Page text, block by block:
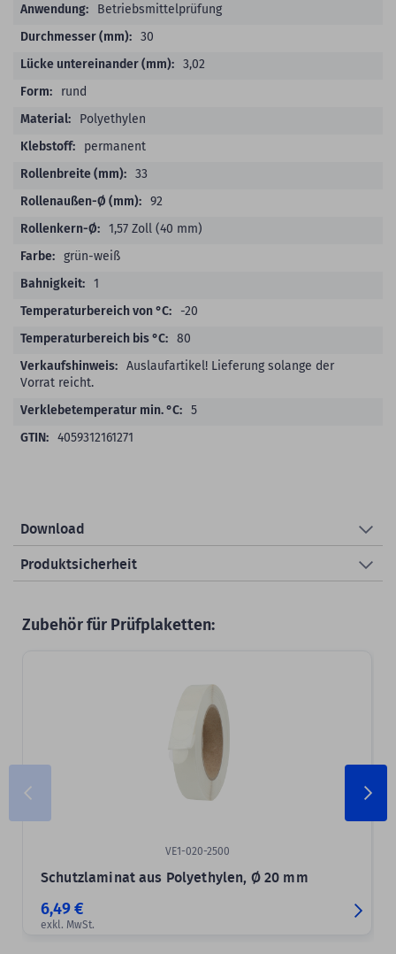
Betriebsmittelprüfung
30
3,02
rund
Polyethylen
permanent
33
92
1,57 Zoll (40 mm)
grün-weiß
1
-20
80
Auslaufartikel! Lieferung solange der
Vorrat reicht.
5
4059312161271
Download
Produktsicherheit
Zubehör für Prüfplaketten:
Schutzlaminat aus Polyethylen, Ø 20 mm
VE1-020-2500
6,49 €
exkl. MwSt.